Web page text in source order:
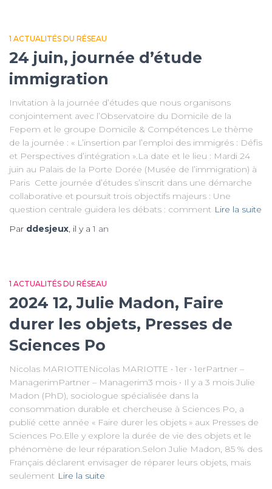
1 ACTUALITÉS DU RÉSEAU
24 juin, journée d’étude
immigration
Invitation à la journée d’études que nous organisons
conjointement avec l’Observatoire du Domicile de la
Fepem et le groupe Domicile & Compétences Le thème
de la journée : « L’insertion par l’emploi des immigrés : Défis
et Perspectives d’intégration ».La date et le lieu : Mardi 24
juin au Palais de la Porte Dorée (Musée de l’immigration) à
Paris Cette journée d’études s’inscrit dans une démarche
collaborative et poursuit trois objectifs majeurs : Une
question centrale guidera les débats : comment Lire la suite
Par ddesjeux, il y a1 an
1 ACTUALITÉS DU RÉSEAU
2024 12, Julie Madon, Faire
durer les objets, Presses de
Sciences Po
Nicolas MARIOTTENicolas MARIOTTE • 1er • 1erPartner –
ManagerimPartner – Managerim3 mois • Il y a 3 mois Julie
Madon (PhD), sociologue spécialisée dans la
consommation durable et chercheuse à Sciences Po, a
publié cette année « Faire durer les objets » aux Presses de
Sciences Po.Elle y explore la durée de vie des objets et le
phénomène de leur réparation.Selon Julie Madon, 85 % des
Français déclarent envisager de réparer leurs objets, mais
seulement Lire la suite